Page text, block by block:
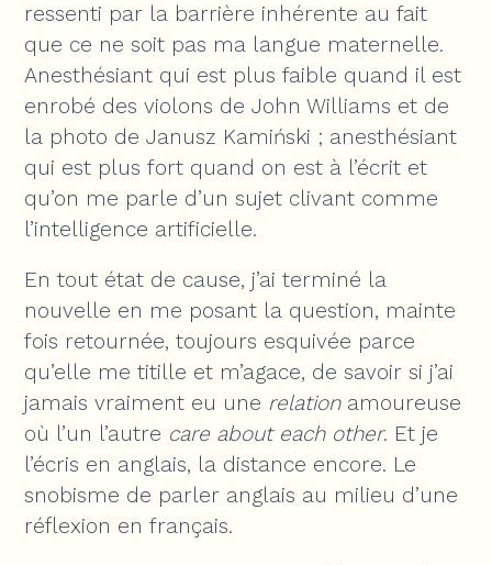
ressenti par la barrière inhérente au fait
que ce ne soit pas ma langue maternelle.
Anesthésiant qui est plus faible quand il est
enrobé des violons de John Williams et de
la photo de Janusz Kamiński ; anesthésiant
qui est plus fort quand on est à l’écrit et
qu’on me parle d’un sujet clivant comme
l’intelligence artificielle.
En tout état de cause, j’ai terminé la
nouvelle en me posant la question, mainte
fois retournée, toujours esquivée parce
qu’elle me titille et m’agace, de savoir si j’ai
jamais vraiment eu une relationamoureuse
où l’un l’autre care about each other. Et je
l’écris en anglais, la distance encore. Le
snobisme de parler anglais au milieu d’une
réflexion en français.